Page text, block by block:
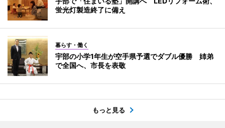
蛍光灯製造終了に備え
暮らす・働く
宇部の小学1年生が空手県予選でダブル優勝 姉弟
で全国へ、市長を表敬
もっと見る